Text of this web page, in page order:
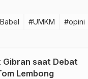
#UMKM #opini
saat Debat
Lembong